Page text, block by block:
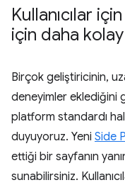
Kullanıcılar
için daha kolay
Birçok geliştiricinin,
deneyimler eklediğini
platform standardı
duyuyoruz. Yeni Side
ettiği bir sayfanın
sunabilirsiniz.